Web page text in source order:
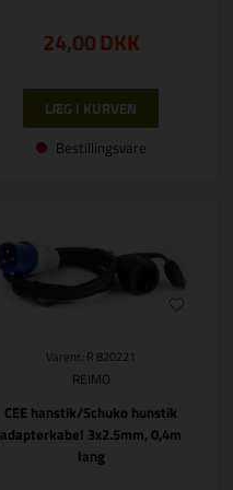
24,00DKK
Bestillingsvare
Varenr.: R 820221
REIMO
CEE hanstik/Schuko hunstik
adapterkabel 3x2.5mm, 0,4m
lang